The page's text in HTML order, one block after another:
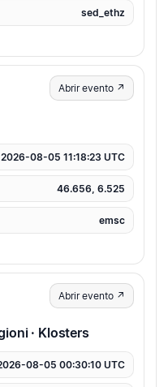
sed_ethz
Abrir evento ↗
2026-08-05 11:18:23 UTC
46.656, 6.525
emsc
Abrir evento ↗
· Klosters
08-05 00:30:10 UTC